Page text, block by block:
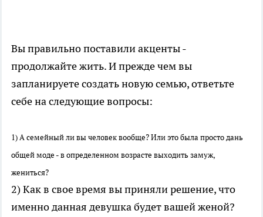
Вы правильно поставили акценты -
продолжайте жить. И прежде чем вы
запланируете создать новую семью, ответьте
себе на следующие вопросы:
1) А семейный ли вы человек вообще? Или это была просто дань
общей моде - в определенном возрасте выходить замуж,
жениться?
2) Как в свое время вы приняли решение, что
именно данная девушка будет вашей женой?